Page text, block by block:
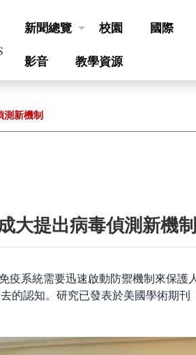
新聞總覽 校園 國際
影音 教學資源
新機制
提出病毒偵測新機制
疫系統需要迅速啟動防禦機制來保
的認知。研究已發表於美國學術期刊